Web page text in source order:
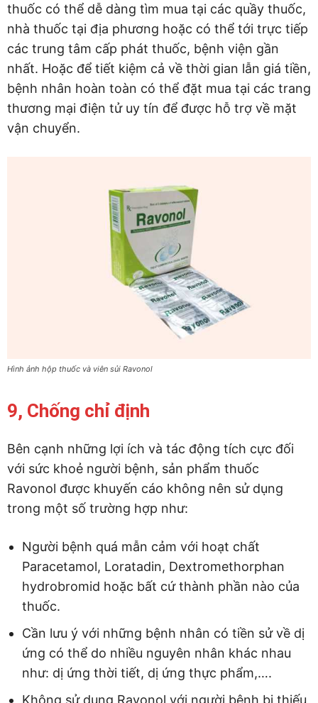
thuốc có thể dễ dàng tìm mua tại các quầy thuốc,
nhà thuốc tại địa phương hoặc có thể tới trực tiếp
các trung tâm cấp phát thuốc, bệnh viện gần
nhất. Hoặc để tiết kiệm cả về thời gian lẫn giá tiền,
bệnh nhân hoàn toàn có thể đặt mua tại các trang
thương mại điện tử uy tín để được hỗ trợ về mặt
vận chuyển.
Hình ảnh hộp thuốc và viên sủi Ravonol
9, Chống chỉ định
Bên cạnh những lợi ích và tác động tích cực đối
với sức khoẻ người bệnh, sản phẩm thuốc
Ravonol được khuyến cáo không nên sử dụng
trong một số trường hợp như:
Người bệnh quá mẫn cảm với hoạt chất
Paracetamol, Loratadin, Dextromethorphan
hydrobromid hoặc bất cứ thành phần nào của
thuốc.
Cần lưu ý với những bệnh nhân có tiền sử về dị
ứng có thể do nhiều nguyên nhân khác nhau
như: dị ứng thời tiết, dị ứng thực phẩm,….
Không sử dụng Ravonol với người bệnh bị thiếu